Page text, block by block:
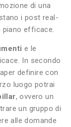
di una
i post real-
piano efficace.
e le
In secondo
definire con
luogo potrai
, ovvero un
un gruppo di
alle domande